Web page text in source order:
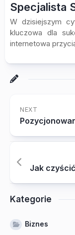
Specjalista
W dzisiejszym
kluczowa dla
internetowa
NEXT
Jak
Kategorie
Biznes